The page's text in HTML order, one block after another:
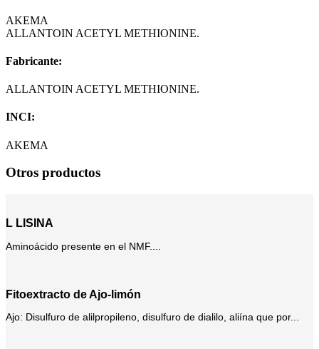
AKEMA
ALLANTOIN ACETYL METHIONINE.
Fabricante:
ALLANTOIN ACETYL METHIONINE.
INCI:
AKEMA
Otros productos
L LISINA
Aminoácido presente en el NMF....
Fitoextracto de Ajo-limón
Ajo: Disulfuro de alilpropileno, disulfuro de dialilo, aliína que por...